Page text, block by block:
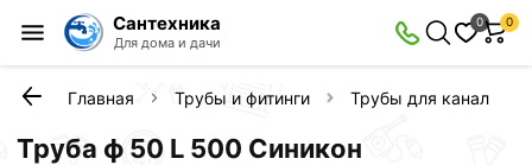
Сантехника
Для дома и дачи
0 0
Главная Трубы и фитинги Трубы для
Труба ф 50 L 500 Синикон